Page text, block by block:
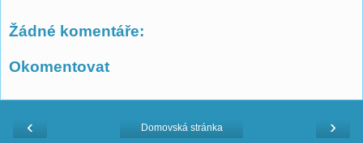
Žádné komentáře:
Okomentovat
‹ ›
Domovská stránka